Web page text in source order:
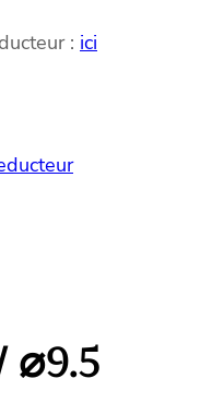
: ici
⌀9.5